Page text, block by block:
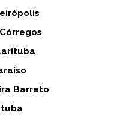
Córregos
Barreto